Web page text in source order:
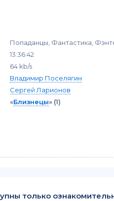
Попаданцы, Фантастика,
13:36:42
64 kb/s
Владимир Поселягин
Сергей Ларионов
«Близнецы» (1)
только